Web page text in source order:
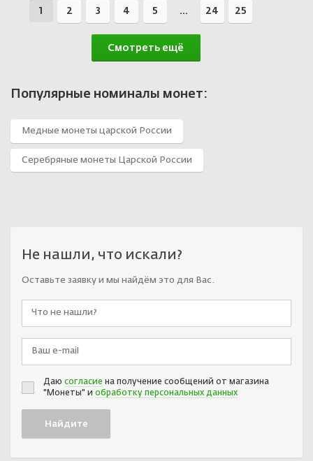
1 2 3 4 5 ... 24 25
Смотреть ещё
Популярные номиналы монет:
Медные монеты царской России
Серебряные монеты Царской России
Не нашли, что искали?
Оставьте заявку и мы найдём это для Вас.
Даю согласие на получение сообщений от магазина
"Монеты" и обработку персональных данных